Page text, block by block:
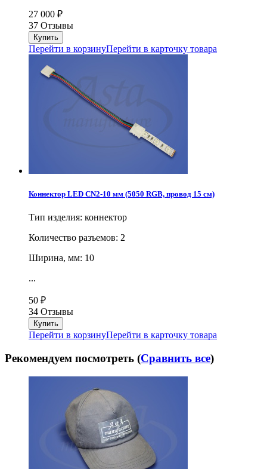
27 000 ₽
37 Отзывы
Перейти в корзинуПерейти в карточку товара
Коннектор LED CN2-10 мм (5050 RGB, провод 15 см)
Тип изделия: коннектор
Количество разъемов: 2
Ширина, мм: 10
...
50 ₽
34 Отзывы
Перейти в корзинуПерейти в карточку товара
Рекомендуем посмотреть (Сравнить все)